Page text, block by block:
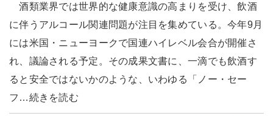
酒類業界では世界的な健康意識の高まりを受け、飲酒
に伴うアルコール関連問題が注目を集めている。今年9月
には米国・ニューヨークで国連ハイレベル会合が開催さ
れ、議論される予定。その成果文書に、一滴でも飲酒す
ると安全ではないかのような、いわゆる「ノー・セー
フ…続きを読む